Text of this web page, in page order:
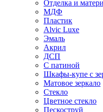
Отделка и
МДФ
Пластик
Alvic Luxe
Эмаль
Акрил
ДСП
С патиной
Шкафы-купе с
Матовое зеркало
Стекло
Цветное стекло
Пескоструй